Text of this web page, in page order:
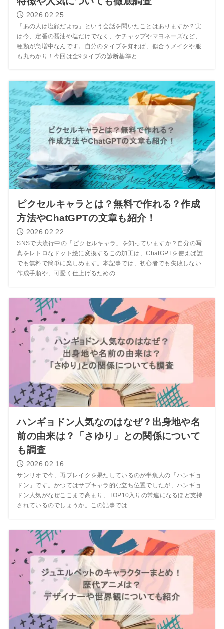
2026.02.25
「あの人は塩顔だよね」という会話を聞いたことはありますか？実
は今、定番の醤油や塩だけでなく、ケチャップやマヨネーズなど、
種類が急増中なんです。自分のタイプを知れば、似合うメイクや服
も丸わかり！今回は全9タイプの診断基準と...
ピクセルキャラとは？無料で作れる？作成
方法やChatGPTの文章も紹介！
2026.02.22
SNSで大流行中の「ピクセルキャラ」を知っていますか？自分の写
真をレトロなドット絵に変換するこの加工は、ChatGPTを使えば誰
でも無料で簡単に楽しめます。本記事では、初心者でも失敗しない
作成手順や、可愛く仕上げるための...
ハンギョドン人気なのはなぜ？出身地や名
前の由来は？「さゆり」との関係について
も調査
2026.02.16
サンリオで今、再ブレイクを果たしているのが半魚人の「ハンギョ
ドン」です。かつてはサブキャラ的な立ち位置でしたが、ハンギョ
ドン人気がなぜここまで高まり、TOP10入りの常連になるほど支持
されているのでしょうか。この記事では...